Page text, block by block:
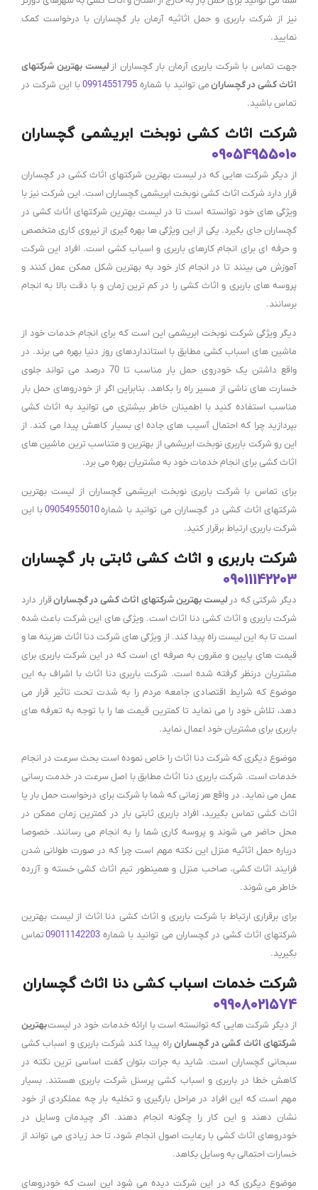
نیز از شرکت باربری و حمل اثاثیه آرمان بار گچساران با درخواست کمک
نمایید.
جهت تماس با شرکت باربری آرمان بار گچساران از لیست بهترین شرکتهای
اثاث کشی در گچسارانمی توانید با شماره 09914551795با این شرکت در
تماس باشید.
شرکت اثاث کشی نوبخت ابریشمی گچساران
09054955010
از دیگر شرکت هایی که در لیست بهترین شرکتهای اثاث کشی در گچساران
قرار دارد شرکت اثاث کشی نوبخت ابریشمی گچساران است. این شرکت نیز با
ویژگی های خود توانسته است تا در لیست بهترین شرکتهای اثاث کشی در
گچساران جای بگیرد. یکی از این ویژگی ها بهره گیری از نیروی کاری متخصص
و حرفه ای برای انجام کارهای باربری و اسباب کشی است. افراد این شرکت
آموزش می بینند تا در انجام کار خود به بهترین شکل ممکن عمل کنند و
پروسه های باربری و اثاث کشی را در کم ترین زمان و با دقت بالا به انجام
برسانند.
دیگر ویژگی شرکت نوبخت ابریشمی این است که برای انجام خدمات خود از
ماشین های اسباب کشی مطابق با استانداردهای روز دنیا بهره می برند. در
واقع داشتن یک خودروی حمل بار مناسب تا 70 درصد می تواند جلوی
خسارت های ناشی از مسیر راه را بکاهد. بنابراین اگر از خودروهای حمل بار
مناسب استفاده کنید با اطمینان خاطر بیشتری می توانید به اثاث کشی
بپردازید چرا که احتمال آسیب های جاده ای بسیار کاهش پیدا می کند. از
این رو شرکت باربری نوبخت ابریشمی از بهترین و متناسب ترین ماشین های
اثاث کشی برای انجام خدمات خود به مشتریان بهره می برد.
برای تماس با شرکت باربری نوبخت ابریشمی گچساران از لیست بهترین
شرکتهای اثاث کشی در گچساران می توانید با شماره09054955010با این
شرکت باربری ارتباط برقرار کنید.
شرکت باربری و اثاث کشی ثابتی بار گچساران
09011142203
دیگر شرکتی که در لیست بهترین شرکتهای اثاث کشی در گچسارانقرار دارد
شرکت باربری و اثاث کشی دنا اثاث است. ویژگی های این شرکت باعث شده
است تا به این لیست راه پیدا کند. از ویژگی های شرکت دنا اثاث هزینه ها و
قیمت های پایین و مقرون به صرفه ای است که در این شرکت باربری برای
مشتریان درنظر گرفته شده است. شرکت باربری دنا اثاث با اشراف به این
موضوع که شرایط اقتصادی جامعه مردم را به شدت تحت تاثیر قرار می
دهد، تلاش خود را می نماید تا کمترین قیمت ها را با توجه به تعرفه های
باربری برای مشتریان خود اعمال نماید.
موضوع دیگری که شرکت دنا اثاث را خاص نموده است بحث سرعت در انجام
خدمات است. شرکت باربری دنا اثاث مطابق با اصل سرعت در خدمت رسانی
عمل می نماید. در واقع هر زمانی که شما با شرکت برای درخواست حمل بار یا
اثاث کشی تماس بگیرید، افراد باربری ثابتی بار در کمترین زمان ممکن در
محل حاضر می شوند و پروسه کاری شما را به انجام می رسانند. خصوصا
درباره حمل اثاثیه منزل این نکته مهم است چرا که در صورت طولانی شدن
فرایند اثاث کشی، صاحب منزل و همینطور تیم اثاث کشی خسته و آزرده
خاطر می شوند.
برای برقراری ارتباط با شرکت باربری و اثاث کشی دنا اثاث از لیست بهترین
شرکتهای اثاث کشی در گچساران می توانید با شماره 09011142203تماس
بگیرید.
شرکت خدمات اسباب کشی دنا اثاث گچساران
09908021574
از دیگر شرکت هایی که توانسته است با ارائه خدمات خود در لیستبهترین
شرکتهای اثاث کشی در گچسارانراه پیدا کند شرکت باربری و اسباب کشی
سبحانی گچساران است. شاید به جرات بتوان گفت اساسی ترین نکته در
کاهش خطا در باربری و اسباب کشی پرسنل شرکت باربری هستند. بسیار
مهم است که این افراد در مراحل بارگیری و تخلیه بار چه عملکردی از خود
نشان دهند و این کار را چگونه انجام دهند. اگر چیدمان وسایل در
خودروهای اثاث کشی با رعایت اصول انجام شود، تا حد زیادی می تواند از
خسارات احتمالی به وسایل بکاهد.
موضوع دیگری که در این شرکت دیده می شود این است که خودروهای